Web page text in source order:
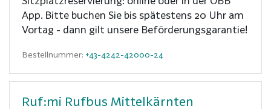
App. Bitte buchen Sie bis spätestens 20 Uhr am
Vortag - dann gilt unsere Beförderungsgarantie!
Bestellnummer: +43-4242-42000-24
Ruf:mi Rufbus Mittelkärnten